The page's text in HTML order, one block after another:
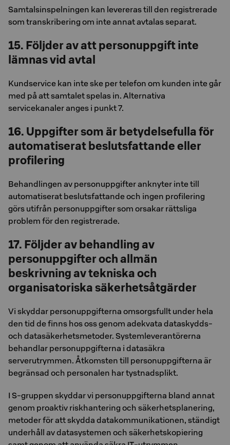
Samtalsinspelningen kan levereras till den registrerade
som transkribering om inte annat avtalas separat.
15. Följder av att personuppgift inte
lämnas vid avtal
Kundservice kan inte ske per telefon om kunden inte går
med på att samtalet spelas in. Alternativa
servicekanaler anges i punkt 7.
16. Uppgifter som är betydelsefulla för
automatiserat beslutsfattande eller
profilering
Behandlingen av personuppgifter anknyter inte till
automatiserat beslutsfattande och ingen profilering
görs utifrån personuppgifter som orsakar rättsliga
problem för den registrerade.
17. Följder av behandling av
personuppgifter och allmän
beskrivning av tekniska och
organisatoriska säkerhetsåtgärder
Vi skyddar personuppgifterna omsorgsfullt under hela
den tid de finns hos oss genom adekvata dataskydds-
och datasäkerhetsmetoder. Systemleverantörerna
behandlar personuppgifterna i datasäkra
serverutrymmen. Åtkomsten till personuppgifterna är
begränsad och personalen har tystnadsplikt.
I S-gruppen skyddar vi personuppgifterna bland annat
genom proaktiv riskhantering och säkerhetsplanering,
metoder för att skydda datakommunikationen, ständigt
underhåll av datasystemen och säkerhetskopiering